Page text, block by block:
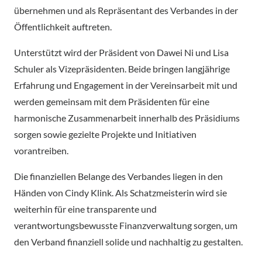
übernehmen und als Repräsentant des Verbandes in der
Öffentlichkeit auftreten.
Unterstützt wird der Präsident von Dawei Ni und Lisa
Schuler als Vizepräsidenten. Beide bringen langjährige
Erfahrung und Engagement in der Vereinsarbeit mit und
werden gemeinsam mit dem Präsidenten für eine
harmonische Zusammenarbeit innerhalb des Präsidiums
sorgen sowie gezielte Projekte und Initiativen
vorantreiben.
Die finanziellen Belange des Verbandes liegen in den
Händen von Cindy Klink. Als Schatzmeisterin wird sie
weiterhin für eine transparente und
verantwortungsbewusste Finanzverwaltung sorgen, um
den Verband finanziell solide und nachhaltig zu gestalten.